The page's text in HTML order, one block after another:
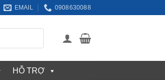
EMAIL 0908630088
HỖ TRỢ